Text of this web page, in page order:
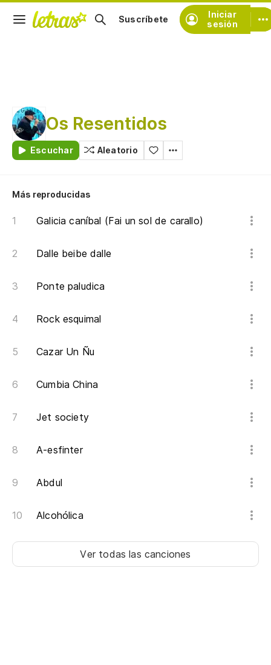
Iniciar
sesión
Suscríbete
Os Resentidos
Escuchar Aleatorio
Más reproducidas
Galicia caníbal (Fai un sol de carallo)
Dalle beibe dalle
Ponte paludica
Rock esquimal
Cazar Un Ñu
Cumbia China
Jet society
A-esfinter
Abdul
Alcohólica
Ver todas las canciones